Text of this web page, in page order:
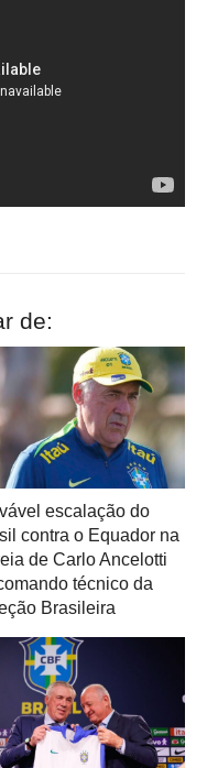
de:
escalação do
contra o Equador na
de Carlo Ancelotti
técnico da
Brasileira